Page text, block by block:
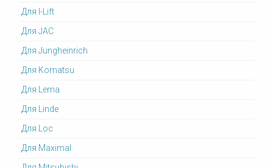
Для I-Lift
Для JAC
Для Jungheinrich
Для Komatsu
Для Lema
Для Linde
Для Loc
Для Maximal